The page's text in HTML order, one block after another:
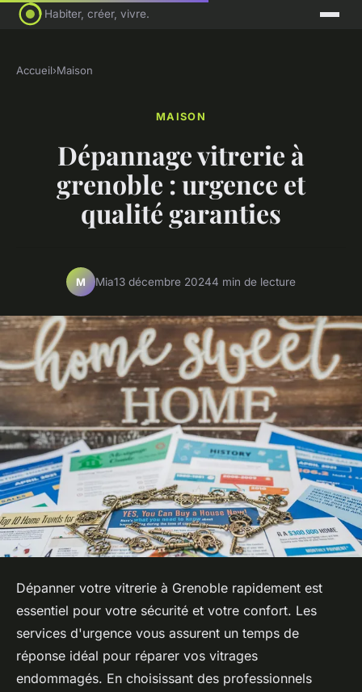
Habiter, créer, vivre.
Accueil›Maison
MAISON
Dépannage vitrerie à
grenoble : urgence et
qualité garanties
M Mia13 décembre 20244 min de lecture
Dépanner votre vitrerie à Grenoble rapidement est
essentiel pour votre sécurité et votre confort. Les
services d'urgence vous assurent un temps de
réponse idéal pour réparer vos vitrages
endommagés. En choisissant des professionnels